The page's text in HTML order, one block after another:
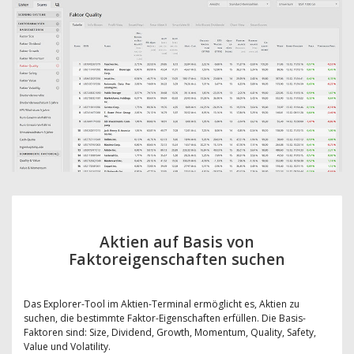
Aktien auf Basis von
Faktoreigenschaften suchen
Das Explorer-Tool im Aktien-Terminal ermöglicht es, Aktien zu
suchen, die bestimmte Faktor-Eigenschaften erfüllen. Die Basis-
Faktoren sind: Size, Dividend, Growth, Momentum, Quality, Safety,
Value und Volatility.